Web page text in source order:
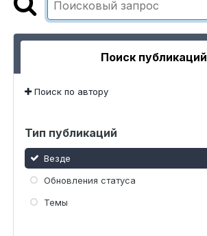
Поиск публикаций
Поиск по автору
Тип публикаций
Везде
Обновления статуса
Темы